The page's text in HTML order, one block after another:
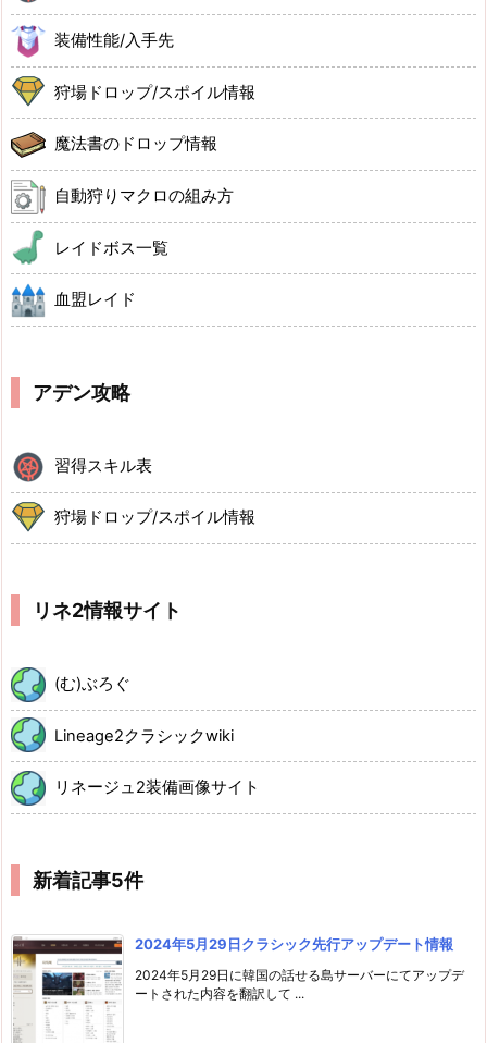
装備性能/入手先
狩場ドロップ/スポイル情報
魔法書のドロップ情報
自動狩りマクロの組み方
レイドボス一覧
血盟レイド
アデン攻略
習得スキル表
狩場ドロップ/スポイル情報
リネ2情報サイト
(む)ぶろぐ
Lineage2クラシックwiki
リネージュ2装備画像サイト
新着記事5件
2024年5月29日クラシック先行アップデート情報
2024年5月29日に韓国の話せる島サーバーにてアップデ
ートされた内容を翻訳して ...